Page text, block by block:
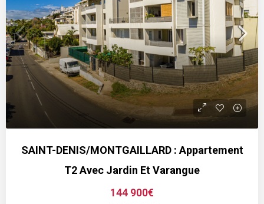
SAINT-DENIS/MONTGAILLARD : Appartement
T2 Avec Jardin Et Varangue
144 900€